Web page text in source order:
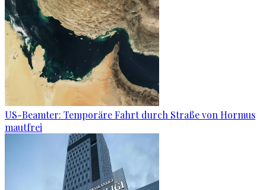
US-Beamter: Temporäre Fahrt durch Straße von Hormus
mautfrei